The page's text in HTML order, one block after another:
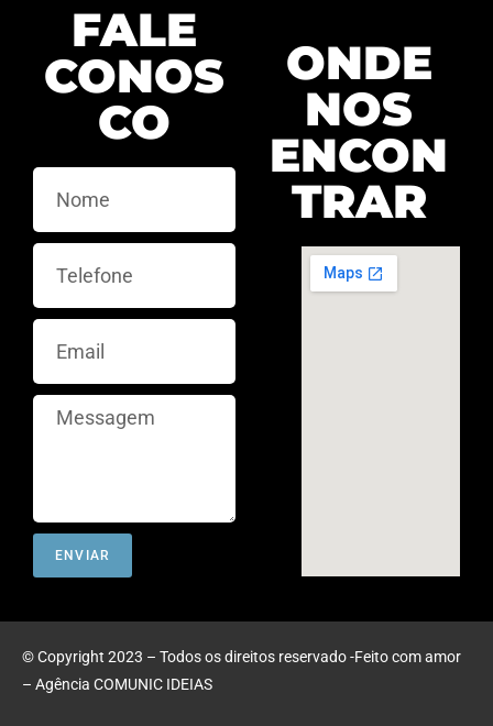
FALE
CONOS
CO
ENVIAR
ONDE
NOS
ENCON
TRAR
© Copyright 2023 – Todos os direitos reservado -Feito com amor
– Agência COMUNIC IDEIAS